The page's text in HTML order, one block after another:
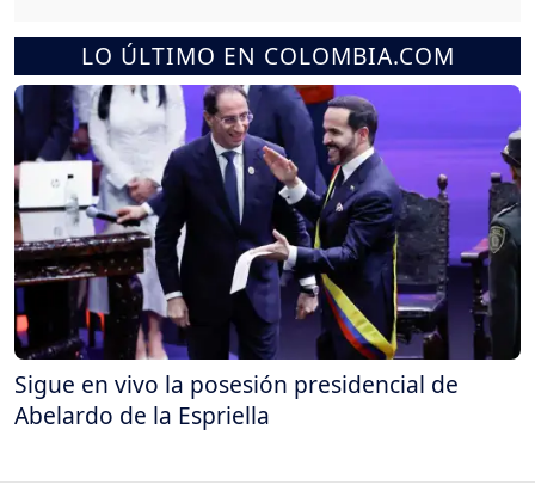
LO ÚLTIMO EN COLOMBIA.COM
Sigue en vivo la posesión presidencial de
Abelardo de la Espriella